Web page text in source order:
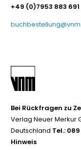
+49 (0)7953 883 691
Bei Rückfragen zu
Verlag Neuer Merkur
Deutschland Tel.:
Hinweis